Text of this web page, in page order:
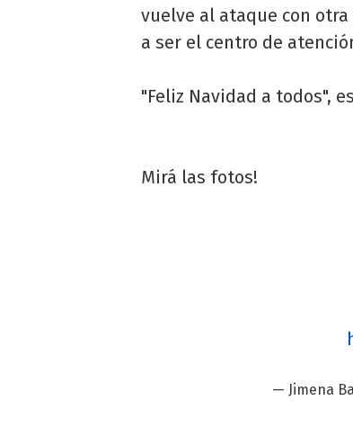
vuelve al ataque con
a ser el centro de
"Feliz Navidad a todos",
Mirá las fotos!
— Jimena